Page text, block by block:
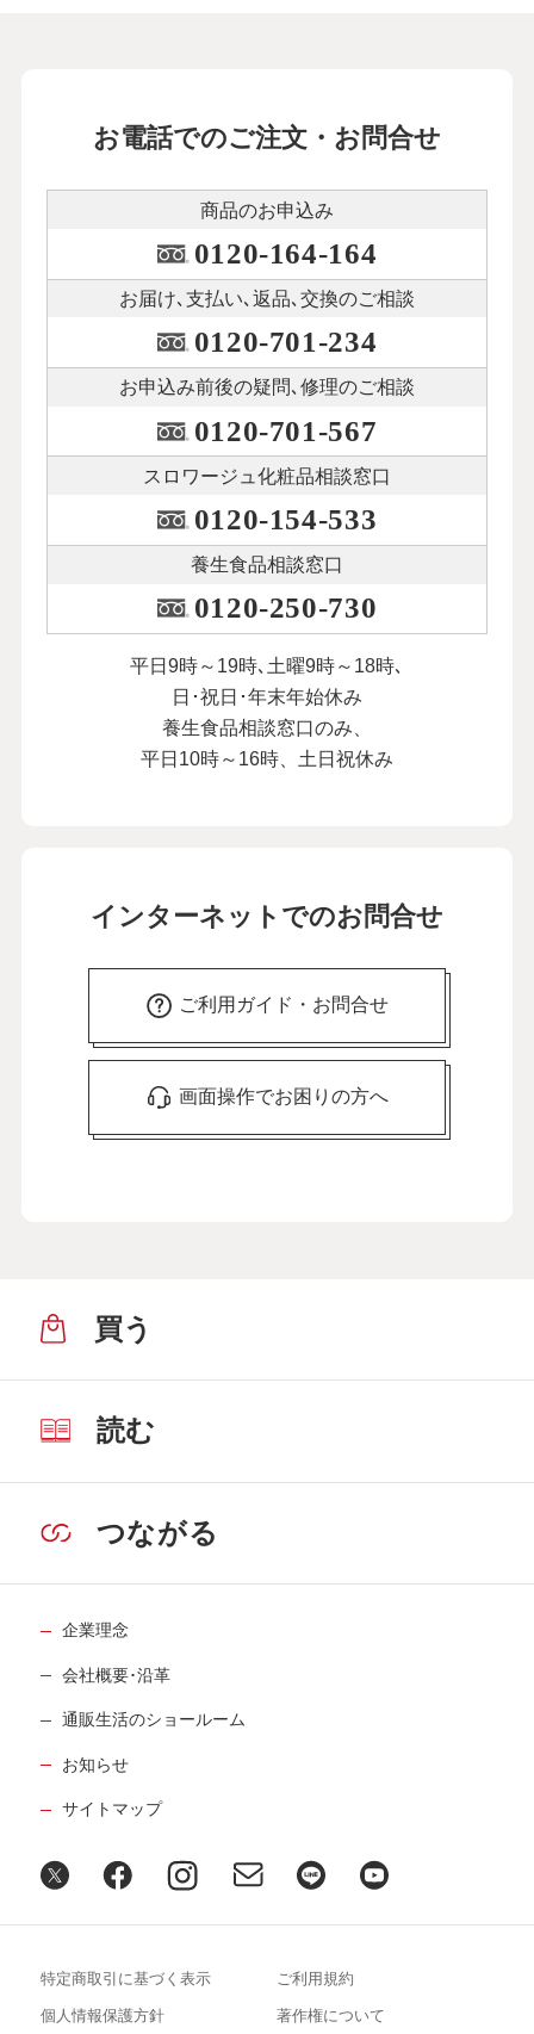
お電話でのご注文・お問合せ
商品のお申込み
0120-164-164
お届け､支払い､ 返品､交換のご相談
0120-701-234
お申込み前後の疑問､修理のご相談
0120-701-567
スロワージュ化粧品相談窓口
0120-154-533
養生食品相談窓口
0120-250-730
平日9時～19時､土曜9時～18時､
日･祝日･年末年始休み
養生食品相談窓口のみ、
平日10時～16時、土日祝休み
インターネットでのお問合せ
ご利用ガイド・お問合せ
画面操作でお困りの方へ
買う
読む
つながる
企業理念
会社概要･沿革
通販生活のショールーム
お知らせ
サイトマップ
特定商取引に基づく表示 ご利用規約
個人情報保護方針 著作権について